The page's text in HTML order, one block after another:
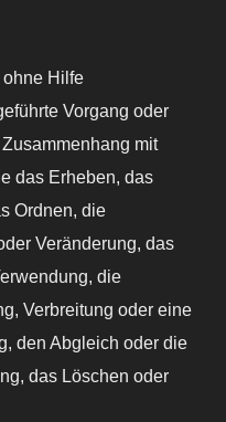
ohne Hilfe
Vorgang oder
mit
das Erheben, das
Ordnen, die
Veränderung, das
die
Verbreitung oder eine
den Abgleich oder die
das Löschen oder